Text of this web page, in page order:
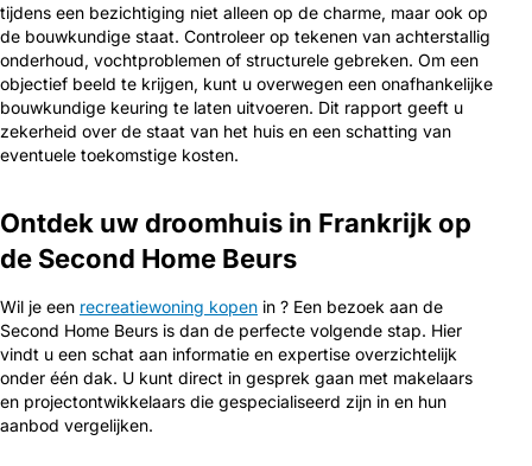
tijdens een bezichtiging niet alleen op de charme, maar ook op
de bouwkundige staat. Controleer op tekenen van achterstallig
onderhoud, vochtproblemen of structurele gebreken. Om een
objectief beeld te krijgen, kunt u overwegen een onafhankelijke
bouwkundige keuring te laten uitvoeren. Dit rapport geeft u
zekerheid over de staat van het huis en een schatting van
eventuele toekomstige kosten.
Ontdek uw droomhuis in Frankrijk op
de Second Home Beurs
Wil je een recreatiewoning kopen in ? Een bezoek aan de
Second Home Beurs is dan de perfecte volgende stap. Hier
vindt u een schat aan informatie en expertise overzichtelijk
onder één dak. U kunt direct in gesprek gaan met makelaars
en projectontwikkelaars die gespecialiseerd zijn in en hun
aanbod vergelijken.